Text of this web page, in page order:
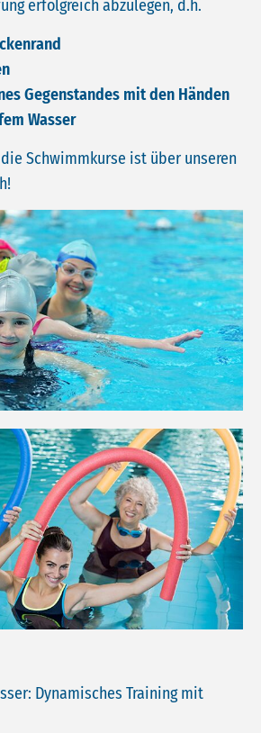
erfolgreich abzulegen, d.h.
Gegenstandes mit den Händen
Wasser
Schwimmkurse ist über unseren
Dynamisches Training mit